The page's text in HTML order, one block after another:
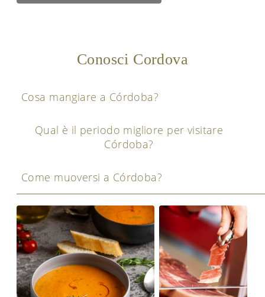
Conosci Cordova
Cosa mangiare a Córdoba?
Qual è il periodo migliore per visitare
Córdoba?
Come muoversi a Córdoba?